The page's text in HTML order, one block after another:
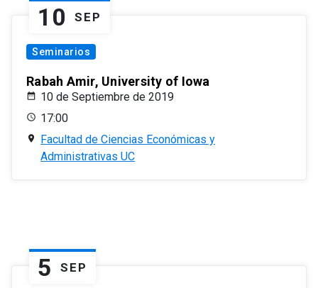
10 SEP
Seminarios
Rabah Amir, University of Iowa
10 de Septiembre de 2019
17:00
Facultad de Ciencias Económicas y
Administrativas UC
5 SEP